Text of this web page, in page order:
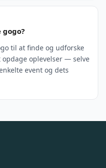
til at finde og udforske
oplevelser — selve
event og dets